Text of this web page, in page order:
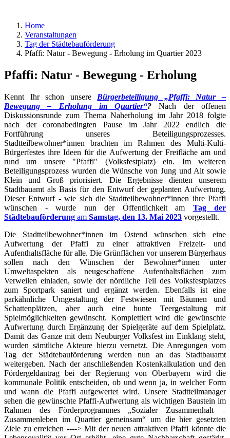
Home
Veranstaltungen
Tag der Städtebauförderung
Pfaffi: Natur - Bewegung - Erholung im Quartier 2023
Pfaffi: Natur - Bewegung - Erholung
Kennt Ihr schon unsere Bürgerbeteiligung „Pfaffi: Natur –
Bewegung – Erholung im Quartier“? Nach der offenen
Diskussionsrunde zum Thema Naherholung im Jahr 2018 folgte
nach der coronabedingten Pause im Jahr 2022 endlich die
Fortführung unseres Beteiligungsprozesses.
Stadtteilbewohner*innen brachten im Rahmen des Multi-Kulti-
Bürgerfestes ihre Ideen für die Aufwertung der Freifläche am und
rund um unsere "Pfaffi" (Volksfestplatz) ein. Im weiteren
Beteiligungsprozess wurden die Wünsche von Jung und Alt sowie
Klein und Groß priorisiert. Die Ergebnisse dienten unserem
Stadtbauamt als Basis für den Entwurf der geplanten Aufwertung.
Dieser Entwurf - wie sich die Stadtteilbewohner*innen ihre Pfaffi
wünschen - wurde nun der Öffentlichkeit am Tag der
Städtebauförderung am Samstag, den 13. Mai 2023 vorgestellt.
Die Stadtteilbewohner*innen im Ostend wünschen sich eine
Aufwertung der Pfaffi zu einer attraktiven Freizeit- und
Aufenthaltsfläche für alle. Die Grünflächen vor unserem Bürgerhaus
sollen nach den Wünschen der Bewohner*innen unter
Umweltaspekten als neugeschaffene Aufenthaltsflächen zum
Verweilen einladen, sowie der nördliche Teil des Volksfestplatzes
zum Sportpark saniert und ergänzt werden. Ebenfalls ist eine
parkähnliche Umgestaltung der Festwiesen mit Bäumen und
Schattenplätzen, aber auch eine bunte Teergestaltung mit
Spielmöglichkeiten gewünscht. Komplettiert wird die gewünschte
Aufwertung durch Ergänzung der Spielgeräte auf dem Spielplatz.
Damit das Ganze mit dem Neuburger Volksfest im Einklang steht,
wurden sämtliche Akteure hierzu vernetzt. Die Anregungen vom
Tag der Städtebauförderung werden nun an das Stadtbauamt
weitergeben. Nach der anschließenden Kostenkalkulation und den
Fördergeldantrag bei der Regierung von Oberbayern wird die
kommunale Politik entscheiden, ob und wenn ja, in welcher Form
und wann die Pfaffi aufgewertet wird. Unsere Stadtteilmanager
sehen die gewünschte Pfaffi-Aufwertung als wichtigen Baustein im
Rahmen des Förderprogrammes „Sozialer Zusammenhalt –
Zusammenleben im Quartier gemeinsam“ um die hier gesetzten
Ziele zu erreichen ----> Mit der neuen attraktiven Pfaffi könnte die